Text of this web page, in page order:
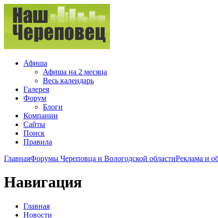
Афиша
Афиша на 2 месяца
Весь календарь
Галерея
Форум
Блоги
Компании
Сайты
Поиск
Правила
ГлавнаяФорумы Череповца и Вологодской областиРеклама и
Навигация
Главная
Новости